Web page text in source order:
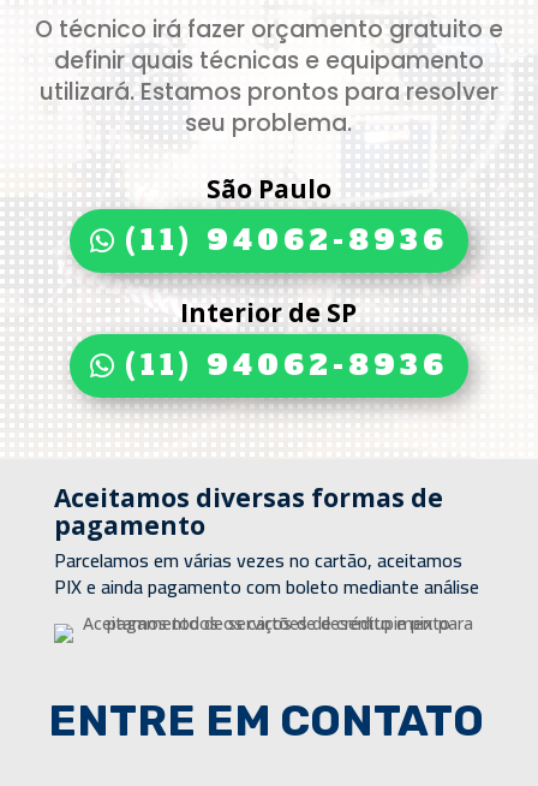
O técnico irá fazer orçamento gratuito e
definir quais técnicas e equipamento
utilizará. Estamos prontos para resolver
seu problema.
São Paulo
(11) 94062-8936
Interior de SP
(11) 94062-8936
Aceitamos diversas formas de
pagamento
Parcelamos em várias vezes no cartão, aceitamos
PIX e ainda pagamento com boleto mediante análise
ENTRE EM CONTATO